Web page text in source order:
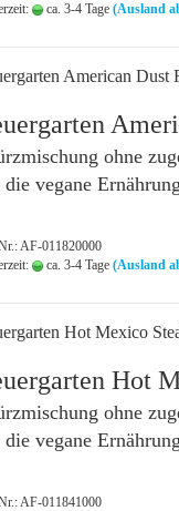
ca. 3-4 Tage (Ausland
American Dust
ohne
vegane
AF-011820000
ca. 3-4 Tage (Ausland
Hot Mexico
Hot
ohne
vegane
AF-011841000